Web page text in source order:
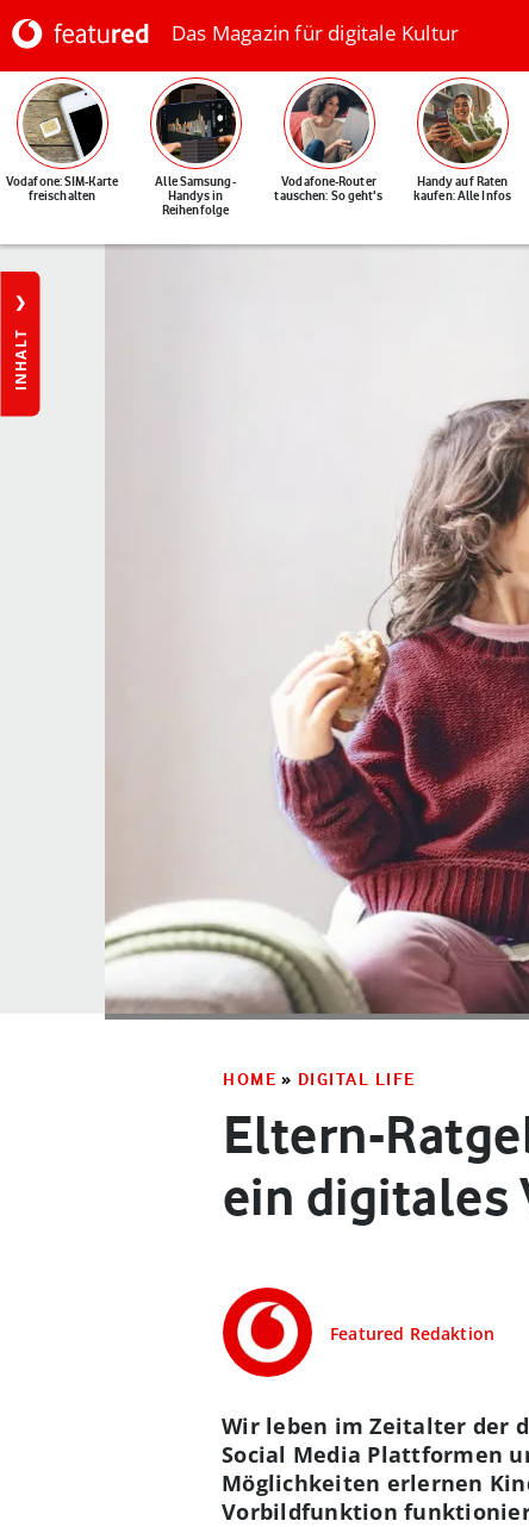
Das Magazin für digitale Kultur
Vodafone: SIM-Karte
freischalten
Alle Samsung-
Handys in
Reihenfolge
Vodafone-Router
tauschen: So geht's
Handy auf Raten
kaufen: Alle Infos
INHALT
HOME » DIGITAL LIFE
Eltern-
ein digitales
Featured Redaktion
Wir leben im Zeitalter der
Social Media Plattformen
Möglichkeiten erlernen
Vorbildfunktion